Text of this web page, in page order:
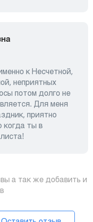
к Несчетной,
неприятных
потом долго не
Для меня
приятно
когда ты в
а так же добавить и